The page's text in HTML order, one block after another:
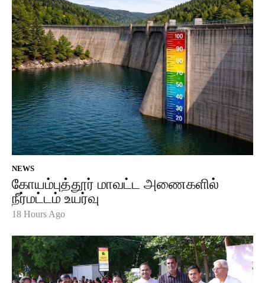
NEWS
கோயம்புத்தூர் மாவட்ட அணைகளில்
நீர்மட்டம் உயர்வு
18 Hours Ago